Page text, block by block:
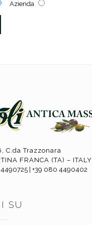
Azienda
C.da Trazzonara
FRANCA (TA) – ITALY
4490725 | +39 080 4490402
SU